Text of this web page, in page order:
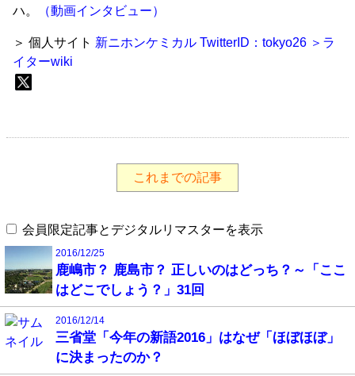
ハ。
（動画インタビュー）
＞ 個人サイト 新ニホンケミカル TwitterID：tokyo26 ＞ラ
イターwiki
これまでの記事
会員限定記事とデジタルリマスターを表示
2016/12/25
鹿嶋市？ 鹿島市？ 正しいのはどっち？～「ここ
はどこでしょう？」31回
2016/12/14
三省堂「今年の新語2016」はなぜ「ほぼほぼ」
に決まったのか？